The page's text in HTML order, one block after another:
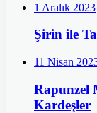
1 Aralık 2023
Şirin ile
11 Nisan
Rapunzel
Kardeşler